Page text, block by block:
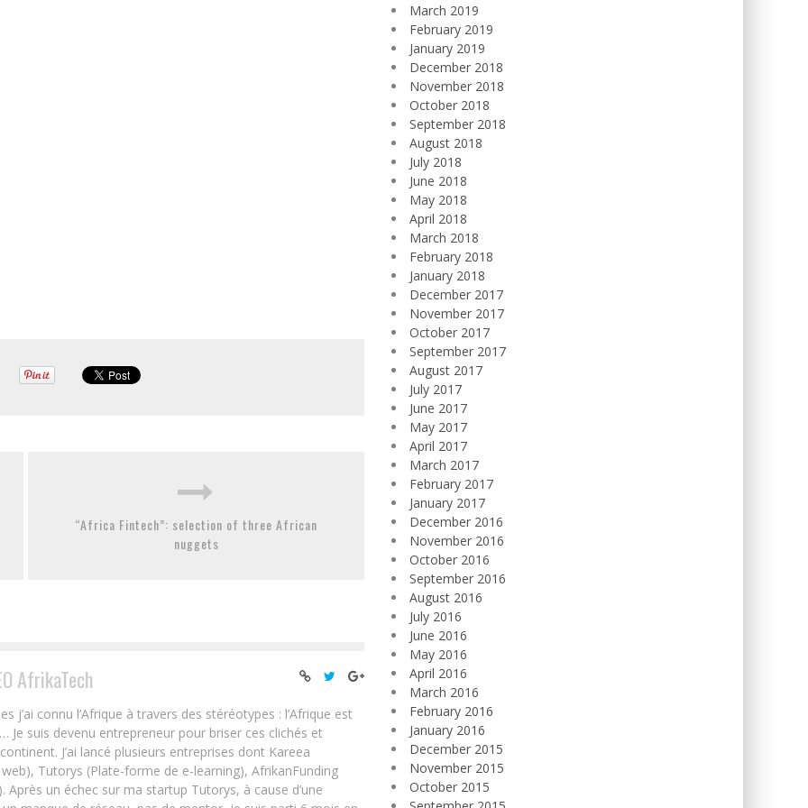
“Africa Fintech”: selection of three African
nuggets
AfrikaTech
j’ai connu l’Afrique à travers des stéréotypes : l’Afrique est
Je suis devenu entrepreneur pour briser ces clichés et
J’ai lancé plusieurs entreprises dont Kareea
Tutorys (Plate-forme de e-learning), AfrikanFunding
un échec sur ma startup Tutorys, à cause d’une
March 2019
February 2019
January 2019
December 2018
November 2018
October 2018
September 2018
August 2018
July 2018
June 2018
May 2018
April 2018
March 2018
February 2018
January 2018
December 2017
November 2017
October 2017
September 2017
August 2017
July 2017
June 2017
May 2017
April 2017
March 2017
February 2017
January 2017
December 2016
November 2016
October 2016
September 2016
August 2016
July 2016
June 2016
May 2016
April 2016
March 2016
February 2016
January 2016
December 2015
November 2015
October 2015